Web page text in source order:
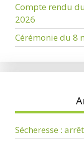
Compte rendu
2026
Cérémonie du 8
Sécheresse :